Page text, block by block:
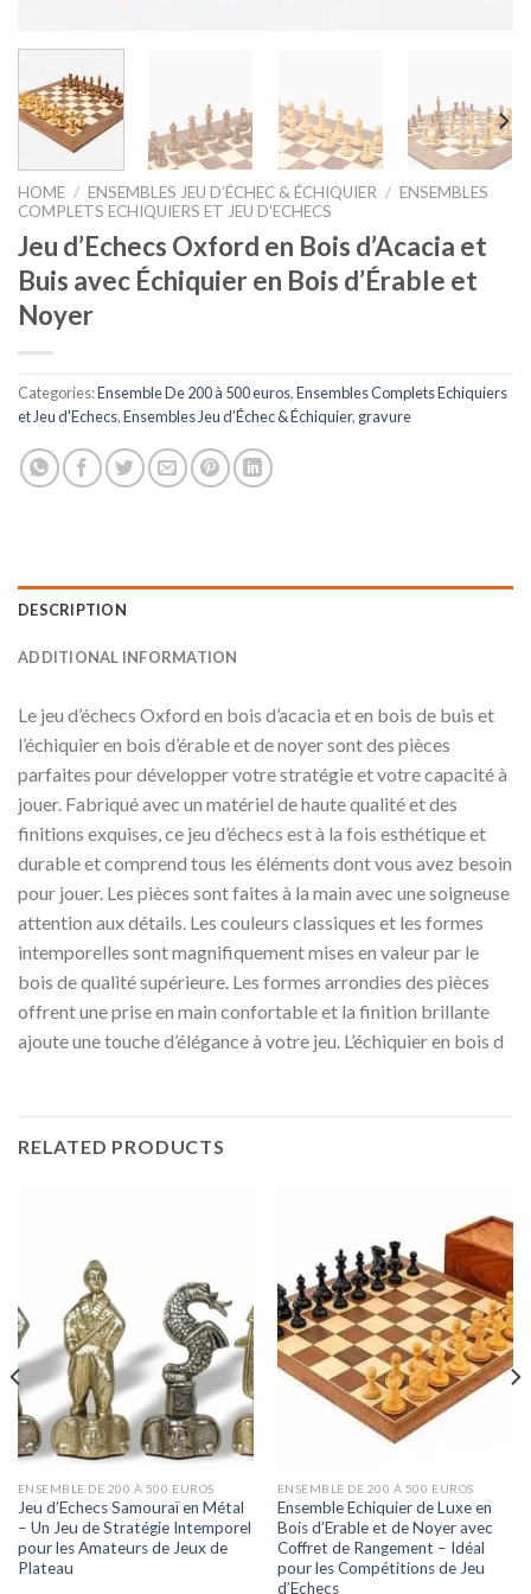
HOME / ENSEMBLES JEU D’ÉCHEC & ÉCHIQUIER / ENSEMBLES
COMPLETS ECHIQUIERS ET JEU D'ECHECS
Jeu d’Echecs Oxford en Bois d’Acacia et
Buis avec Échiquier en Bois d’Érable et
Noyer
Categories:Ensemble De 200 à 500 euros,Ensembles Complets Echiquiers
et Jeu d'Echecs,Ensembles Jeu d’Échec & Échiquier, gravure
DESCRIPTION
ADDITIONAL INFORMATION
Le jeu d’échecs Oxford en bois d’acacia et en bois de buis et
l’échiquier en bois d’érable et de noyer sont des pièces
parfaites pour développer votre stratégie et votre capacité à
jouer. Fabriqué avec un matériel de haute qualité et des
finitions exquises, ce jeu d’échecs est à la fois esthétique et
durable et comprend tous les éléments dont vous avez besoin
pour jouer. Les pièces sont faites à la main avec une soigneuse
attention aux détails. Les couleurs classiques et les formes
intemporelles sont magnifiquement mises en valeur par le
bois de qualité supérieure. Les formes arrondies des pièces
offrent une prise en main confortable et la finition brillante
ajoute une touche d’élégance à votre jeu. L’échiquier en bois d
RELATED PRODUCTS
ENSEMBLE DE 200 À 500 EUROS
Jeu d’Echecs Samouraï en Métal
– Un Jeu de Stratégie Intemporel
pour les Amateurs de Jeux de
Plateau
ENSEMBLE DE 200 À 500 EUROS
Ensemble Echiquier de Luxe en
Bois d’Erable et de Noyer avec
Coffret de Rangement – Idéal
pour les Compétitions de Jeu
d’Echecs